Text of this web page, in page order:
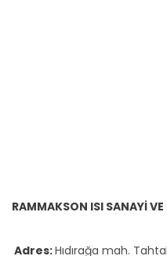
RAMMAKSON ISI SANAYİ
Adres:Hıdırağa mah.